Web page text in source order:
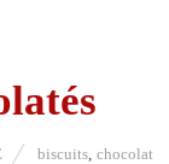
biscuits, chocolat